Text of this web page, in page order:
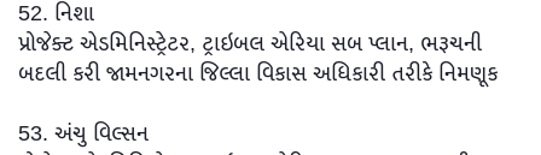
52. નિશા
પ્રોજેક્ટ એડમિનિસ્ટ્રેટર, ટ્રાઇબલ એરિયા સબ પ્લાન, ભરૂચની
બદલી કરી જામનગરના જિલ્લા વિકાસ અધિકારી તરીકે નિમણૂક
53. અંચુ વિલ્સન